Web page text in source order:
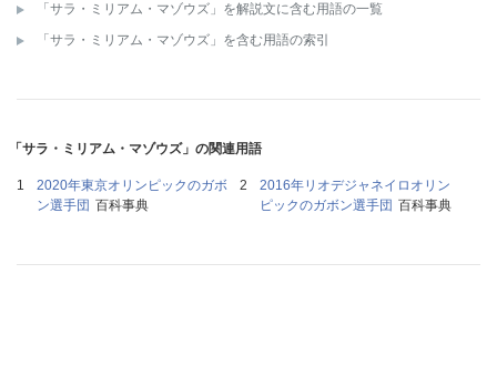
「サラ・ミリアム・マゾウズ」を解説文に含む用語の一覧
「サラ・ミリアム・マゾウズ」を含む用語の索引
「サラ・ミリアム・マゾウズ」の関連用語
2020年東京オリンピックのガボ
ン選手団 百科事典
2016年リオデジャネイロオリン
ピックのガボン選手団 百科事典